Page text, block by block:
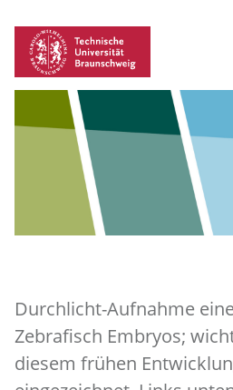
Durchlicht-Aufnahme
Zebrafisch Embryos;
diesem frühen